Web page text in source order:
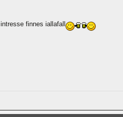
intresse finnes iallafall